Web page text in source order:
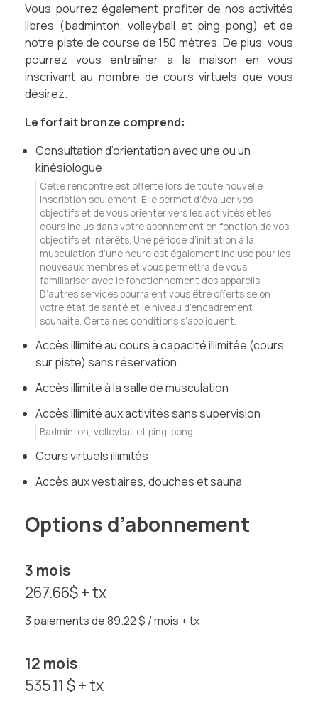
Vous pourrez également profiter de nos activités
libres (badminton, volleyball et ping-pong) et de
notre piste de course de 150 mètres. De plus, vous
pourrez vous entraîner à la maison en vous
inscrivant au nombre de cours virtuels que vous
désirez.
Le forfait bronze comprend:
Consultation d’orientation avec une ou un
kinésiologue
Cette rencontre est offerte lors de toute nouvelle
inscription seulement. Elle permet d’évaluer vos
objectifs et de vous orienter vers les activités et les
cours inclus dans votre abonnement en fonction de vos
objectifs et intérêts. Une période d’initiation à la
musculation d’une heure est également incluse pour les
nouveaux membres et vous permettra de vous
familiariser avec le fonctionnement des appareils.
D’autres services pourraient vous être offerts selon
votre état de santé et le niveau d’encadrement
souhaité. Certaines conditions s’appliquent.
Accès illimité au cours à capacité illimitée (cours
sur piste) sans réservation
Accès illimité à la salle de musculation
Accès illimité aux activités sans supervision
Badminton, volleyball et ping-pong.
Cours virtuels illimités
Accès aux vestiaires, douches et sauna
Options d’abonnement
3 mois
267.66$ + tx
3 paiements de 89.22 $ / mois + tx
12 mois
535.11 $ + tx